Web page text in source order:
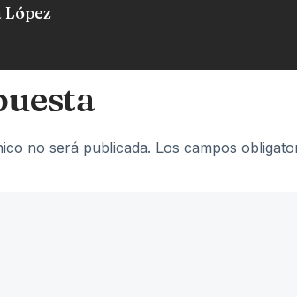
López
no será publicada. Los campos